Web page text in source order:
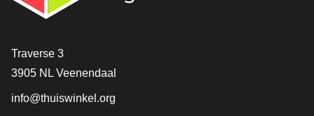
[_General:Contact]
Traverse 3
3905 NL Veenendaal
info@thuiswinkel.org